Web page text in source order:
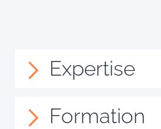
Expertise
Formation